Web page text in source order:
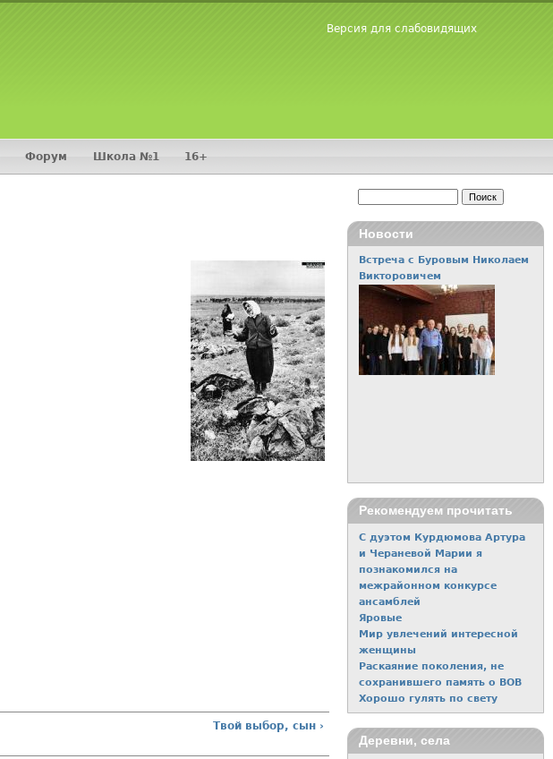
Версия для слабовидящих
Твой выбор, сын ›
Форум Школа №1 16+
Новости
Встреча с Буровым Николаем
Викторовичем
Рекомендуем прочитать
С дуэтом Курдюмова Артура
и Чераневой Марии я
познакомился на
межрайонном конкурсе
ансамблей
Яровые
Мир увлечений интересной
женщины
Раскаяние поколения, не
сохранившего память о ВОВ
Хорошо гулять по свету
Деревни, села